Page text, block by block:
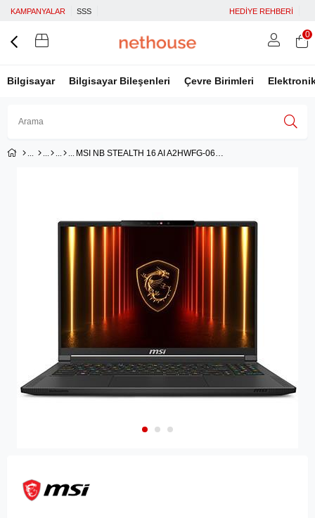
KAMPANYALAR SSS HEDİYE REHBERİ
Bilgisayar Bilgisayar Bileşenleri Çevre Birimleri
0
MSI NB STEALTH 16 AI A2HWFG-062TR ULTRA 9 285H 32GB DDR5 RTX5060 GDDR7 8GB 1TB SSD 16.0 QHD+ OLED 24